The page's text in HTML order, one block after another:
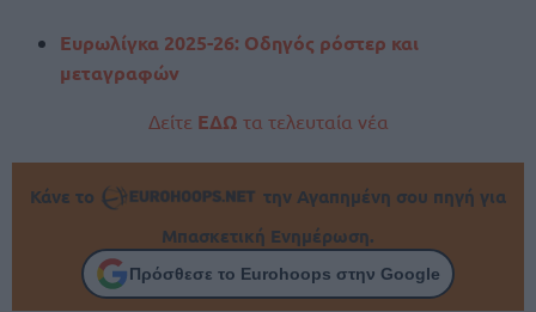
Ευρωλίγκα 2025-26: Οδηγός ρόστερ και
μεταγραφών
Δείτε ΕΔΩ τα τελευταία νέα
Κάνε το
την Αγαπημένη σου πηγή για
Μπασκετική Ενημέρωση.
Πρόσθεσε το Eurohoops στην Google